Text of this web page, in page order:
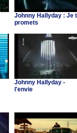
Johnny Hallyday : Je
promets
Johnny Hallyday -
l'envie